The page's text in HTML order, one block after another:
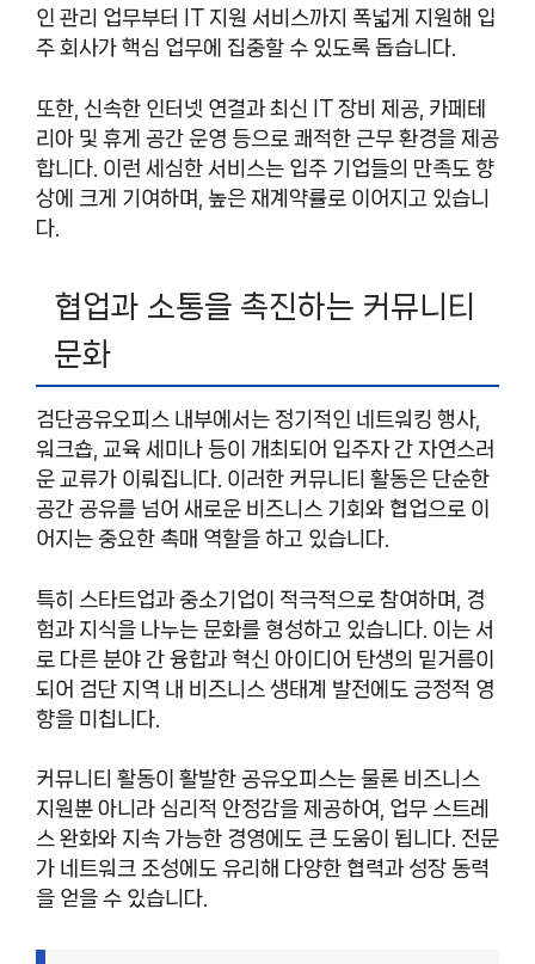
인 관리 업무부터 IT 지원 서비스까지 폭넓게 지원해 입
주 회사가 핵심 업무에 집중할 수 있도록 돕습니다.
또한, 신속한 인터넷 연결과 최신 IT 장비 제공, 카페테
리아 및 휴게 공간 운영 등으로 쾌적한 근무 환경을 제공
합니다. 이런 세심한 서비스는 입주 기업들의 만족도 향
상에 크게 기여하며, 높은 재계약률로 이어지고 있습니
다.
협업과 소통을 촉진하는 커뮤니티
문화
검단공유오피스 내부에서는 정기적인 네트워킹 행사,
워크숍, 교육 세미나 등이 개최되어 입주자 간 자연스러
운 교류가 이뤄집니다. 이러한 커뮤니티 활동은 단순한
공간 공유를 넘어 새로운 비즈니스 기회와 협업으로 이
어지는 중요한 촉매 역할을 하고 있습니다.
특히 스타트업과 중소기업이 적극적으로 참여하며, 경
험과 지식을 나누는 문화를 형성하고 있습니다. 이는 서
로 다른 분야 간 융합과 혁신 아이디어 탄생의 밑거름이
되어 검단 지역 내 비즈니스 생태계 발전에도 긍정적 영
향을 미칩니다.
커뮤니티 활동이 활발한 공유오피스는 물론 비즈니스
지원뿐 아니라 심리적 안정감을 제공하여, 업무 스트레
스 완화와 지속 가능한 경영에도 큰 도움이 됩니다. 전문
가 네트워크 조성에도 유리해 다양한 협력과 성장 동력
을 얻을 수 있습니다.